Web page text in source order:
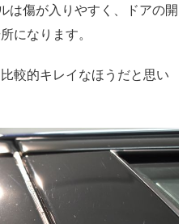
は傷が入りやすく、ドアの開
になります。
較的キレイなほうだと思い